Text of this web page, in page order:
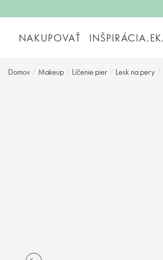
NAKUPOVAŤ
Domov / Makeup / Líčenie pier / Lesk na pery /